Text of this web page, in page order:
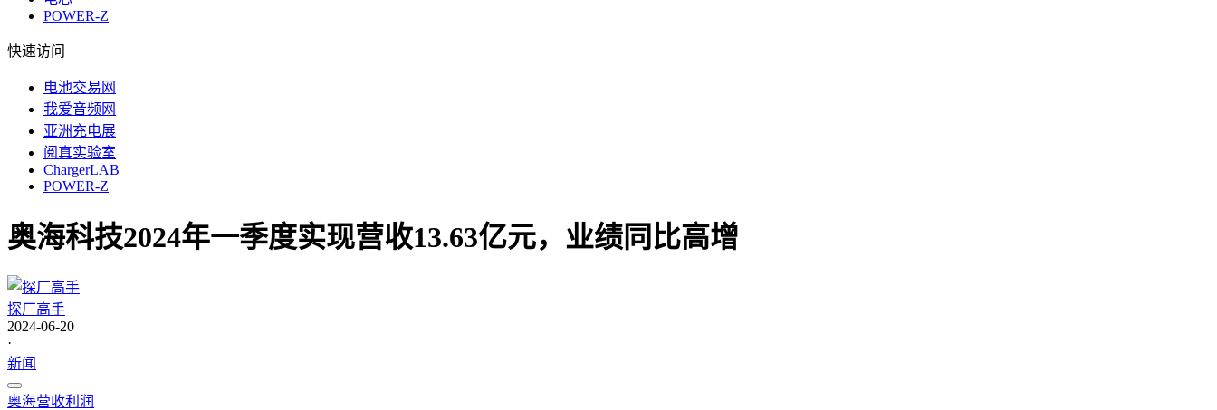
POWER-Z
快速访问
电池交易网
我爱音频网
亚洲充电展
阅真实验室
ChargerLAB
POWER-Z
奥海科技2024年一季度实现营收13.63亿元，业绩同比高增
探厂高手
2024-06-20
·
新闻
奥海营收利润